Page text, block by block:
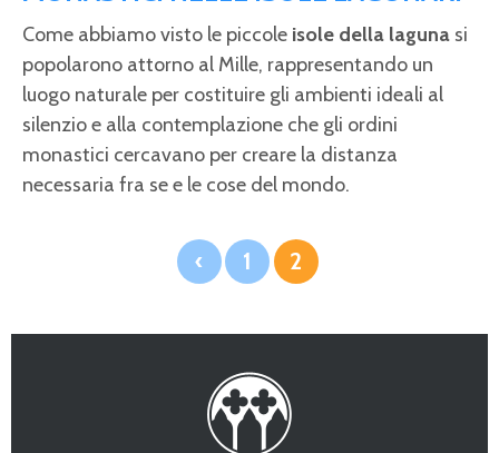
Come abbiamo visto le piccole isole della laguna si
popolarono attorno al Mille, rappresentando un
luogo naturale per costituire gli ambienti ideali al
silenzio e alla contemplazione che gli ordini
monastici cercavano per creare la distanza
necessaria fra se e le cose del mondo.
‹ 1 2